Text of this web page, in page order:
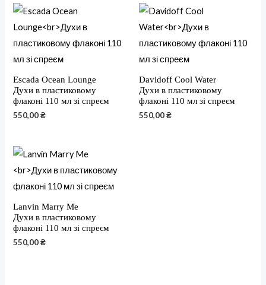
Escada Ocean Lounge
Духи в пластиковому
флаконі 110 мл зі спреєм
550,00₴
Davidoff Cool Water
Духи в пластиковому
флаконі 110 мл зі спреєм
550,00₴
Lanvin Marry Me
Духи в пластиковому
флаконі 110 мл зі спреєм
550,00₴